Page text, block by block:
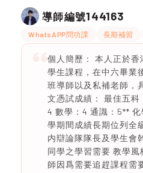
導師編號144163
WhatsAPP問功課 長期補習
個人簡歷： 本人正於
學生課程，在中六畢業
班導師以及私補老師，
文憑試成績： 最佳五科
4 數學：4 通識：5**
學期間成績長期位列全
内辯論隊隊長及學生會
同學之學習需要 教學
師因爲需要追趕課程需